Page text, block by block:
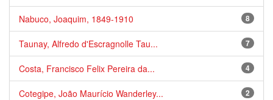
8
Nabuco, Joaquim, 1849-1910
7
Taunay, Alfredo d'Escragnolle Tau...
4
Costa, Francisco Felix Pereira da...
2
Cotegipe, João Maurício Wanderley...